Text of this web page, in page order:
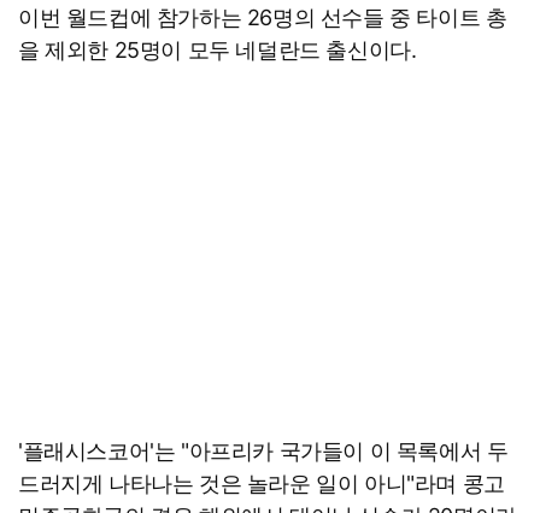
이번 월드컵에 참가하는 26명의 선수들 중 타이트 총
을 제외한 25명이 모두 네덜란드 출신이다.
'플래시스코어'는 "아프리카 국가들이 이 목록에서 두
드러지게 나타나는 것은 놀라운 일이 아니"라며 콩고